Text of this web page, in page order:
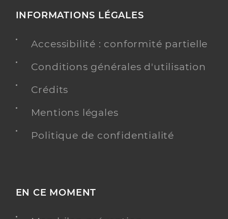
INFORMATIONS LÉGALES
Accessibilité : conformité partielle
Conditions générales d'utilisation
Crédits
Mentions légales
Politique de confidentialité
EN CE MOMENT